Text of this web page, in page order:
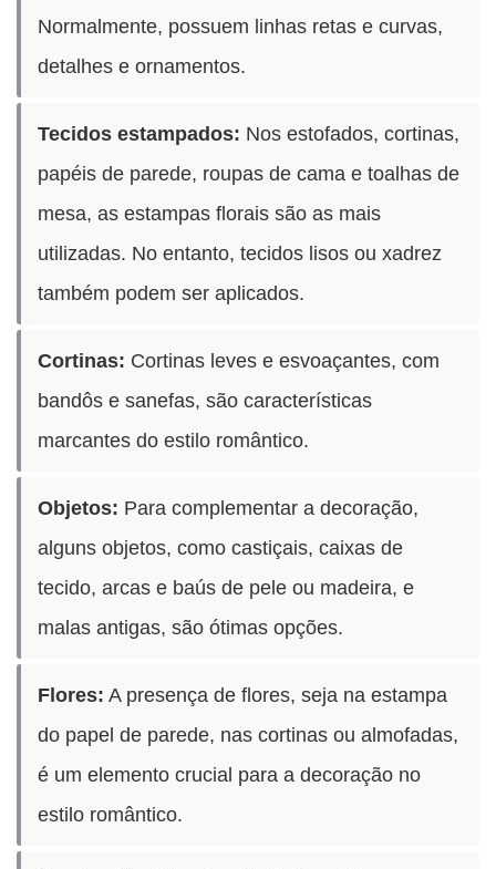
Normalmente, possuem linhas retas e curvas,
detalhes e ornamentos.
Tecidos estampados: Nos estofados, cortinas,
papéis de parede, roupas de cama e toalhas de
mesa, as estampas florais são as mais
utilizadas. No entanto, tecidos lisos ou xadrez
também podem ser aplicados.
Cortinas: Cortinas leves e esvoaçantes, com
bandôs e sanefas, são características
marcantes do estilo romântico.
Objetos: Para complementar a decoração,
alguns objetos, como castiçais, caixas de
tecido, arcas e baús de pele ou madeira, e
malas antigas, são ótimas opções.
Flores: A presença de flores, seja na estampa
do papel de parede, nas cortinas ou almofadas,
é um elemento crucial para a decoração no
estilo romântico.